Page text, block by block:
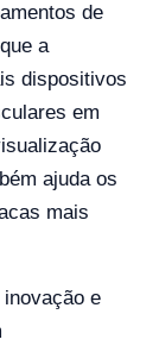
de
a
dispositivos
em
ajuda os
mais
e